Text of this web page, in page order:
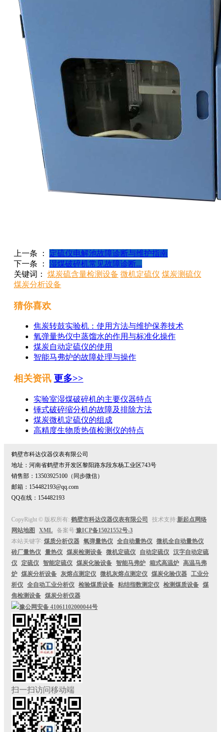
上一条 ：
定硫仪电解池故障诊断与维护指南
下一条 ：
‌湿煤破碎机常见故障诊断...
关键词： 煤炭硫含量检测设备 微机定硫仪 煤炭测硫仪
煤炭分析设备
猜你喜欢
焦炭转鼓实验机：使用方法与维护保养技术
氧弹量热仪中蒸馏水的作用与标准化操作
煤炭自动定硫仪的使用
智能马弗炉的故障处理与操作
相关资讯 更多>>
实验室湿煤破碎机的主要仪器特点
锤式破碎缩分机的故障及排除方法
煤炭微机定硫仪的组成
高精度生物质热值检测仪的特点
鹤壁市科达仪器仪表有限公司
地址：河南省鹤壁市开发区黎阳路东段东杨工业区743号
销售部：13503925100（同步微信）
邮箱：154482193@qq.com
QQ在线：154482193
CopyRight © 版权所有: 鹤壁市科达仪器仪表有限公司 技术支持:新起点网络
网站地图
XML 备案号:豫ICP备15021552号-3
本站关键字: 煤质分析仪器 氧弹量热仪 全自动量热仪 微机全自动量热仪
砖厂量热仪 量热仪 煤炭检测设备 微机定硫仪 自动定硫仪 汉字自动定硫
仪
定硫仪 智能定硫仪 煤炭化验设备 智能马弗炉 箱式高温炉 高温马弗
炉 煤炭分析设备 灰熔点测定仪 微机灰熔点测定仪 煤炭化验仪器 工业分
析仪 全自动工业分析仪 检验煤质设备 粘结指数测定仪 检测煤质设备 煤
焦检测设备 煤炭分析仪器
豫公网安备 41061102000044号
扫一扫访问移动端